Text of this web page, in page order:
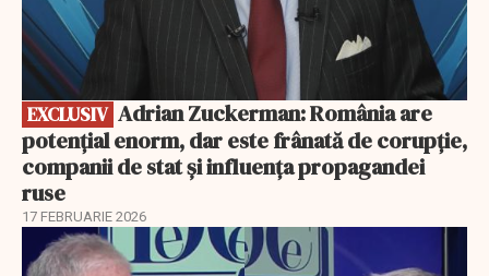
EXCLUSIV
potențial enorm, dar este frânată de corupție,
companii de stat și influența propagandei
ruse
17 FEBRUARIE 2026
EXCLUSIV